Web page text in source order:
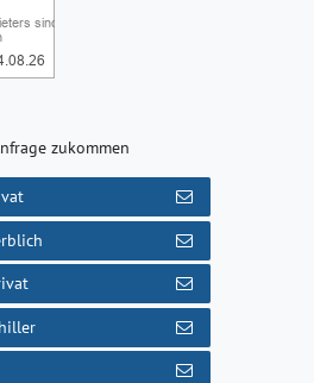
zukommen